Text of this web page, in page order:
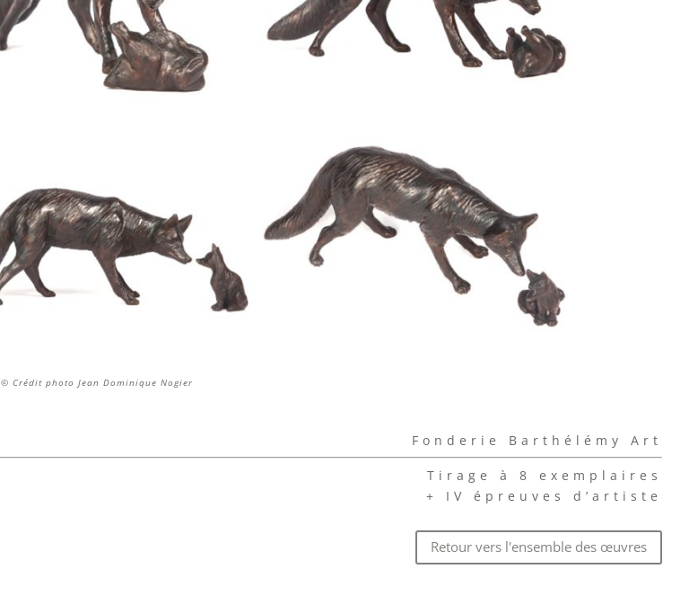
© Crédit photo Jean Dominique Nogier
Fonderie Barthélémy Art
Tirage à 8 exemplaires
+ IV épreuves d’artiste
Retour vers l'ensemble des œuvres